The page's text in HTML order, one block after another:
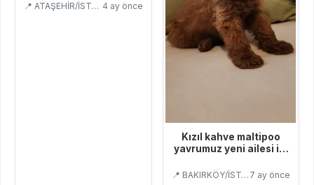
📍 ATAŞEHİR/İSTANBUL 4 ay önce
Kızıl kahve maltipoo
yavrumuz yeni ailesi ile
📍 BAKIRKÖY/İSTANBUL 7 ay önce